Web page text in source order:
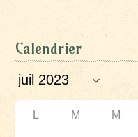
Calendrier
L M M